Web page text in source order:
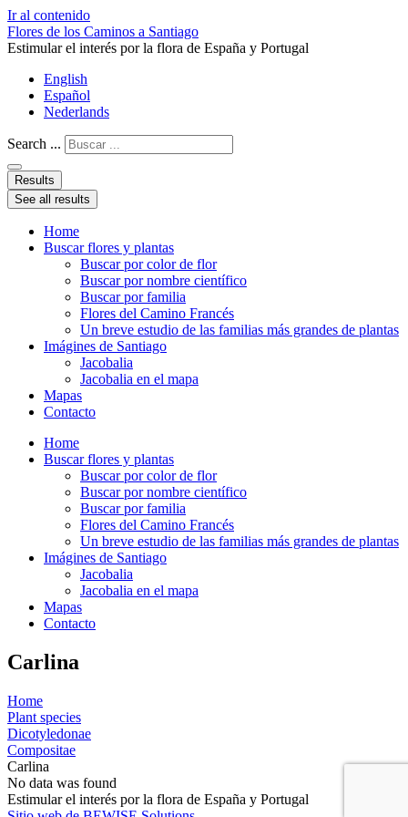
Ir al contenido
Flores de los Caminos a Santiago
Estimular el interés por la flora de España y Portugal
English
Español
Nederlands
Search ...
Results
See all results
Home
Buscar flores y plantas
Buscar por color de flor
Buscar por nombre científico
Buscar por familia
Flores del Camino Francés
Un breve estudio de las familias más grandes de plantas
Imágines de Santiago
Jacobalia
Jacobalia en el mapa
Mapas
Contacto
Home
Buscar flores y plantas
Buscar por color de flor
Buscar por nombre científico
Buscar por familia
Flores del Camino Francés
Un breve estudio de las familias más grandes de plantas
Imágines de Santiago
Jacobalia
Jacobalia en el mapa
Mapas
Contacto
Carlina
Home
Plant species
Dicotyledonae
Compositae
Carlina
No data was found
Estimular el interés por la flora de España y Portugal